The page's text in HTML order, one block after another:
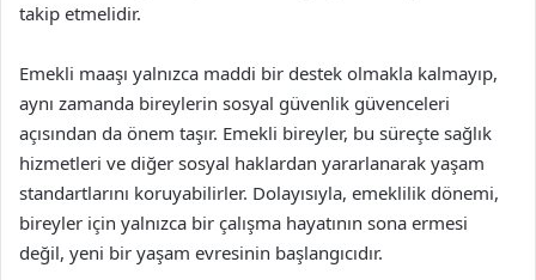
takip etmelidir.
Emekli maaşı yalnızca maddi bir destek olmakla kalmayıp,
aynı zamanda bireylerin sosyal güvenlik güvenceleri
açısından da önem taşır. Emekli bireyler, bu süreçte sağlık
hizmetleri ve diğer sosyal haklardan yararlanarak yaşam
standartlarını koruyabilirler. Dolayısıyla, emeklilik dönemi,
bireyler için yalnızca bir çalışma hayatının sona ermesi
değil, yeni bir yaşam evresinin başlangıcıdır.